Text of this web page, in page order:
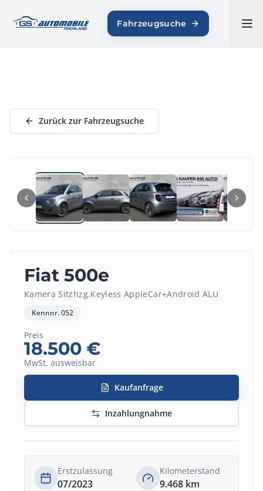
GS AUTOMOBILE
RHEINLAND Fahrzeugsuche
Zurück zur Fahrzeugsuche
Fiat 500e
Kamera Sitzhzg.Keyless AppleCar+Android ALU
Kennnr.052
Preis
18.500 €
MwSt. ausweisbar
Kaufanfrage
Inzahlungnahme
Erstzulassung
07/2023
Kilometerstand
9.468 km